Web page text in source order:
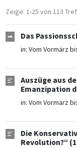
Zeige: 1-25 von 113
Das
in: Vom Vormärz
Auszüge aus
Emanzipation
in: Vom Vormärz
Die
Revolution?“